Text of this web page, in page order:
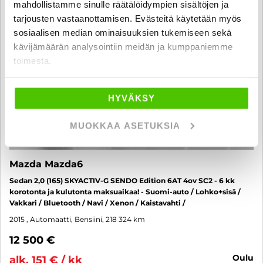
mahdollistamme sinulle räätälöidympien sisältöjen ja
tarjousten vastaanottamisen. Evästeitä käytetään myös
sosiaalisen median ominaisuuksien tukemiseen sekä
kävijämäärän analysointiin meidän ja kumppaniemme
toimesta.
HYVÄKSY
MUOKKAA ASETUKSIA
Mazda Mazda6
Sedan 2,0 (165) SKYACTIV-G SENDO Edition 6AT 4ov SC2 - 6 kk
korotonta ja kulutonta maksuaikaa! - Suomi-auto / Lohko+sisä /
Vakkari / Bluetooth / Navi / Xenon / Kaistavahti /
2015 , Automaatti, Bensiini, 218 324 km
12 500 €
alk. 151 € / kk
oulu